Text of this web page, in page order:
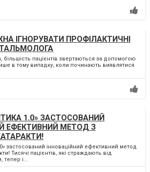
ІГНОРУВАТИ ПРОФІЛАКТИЧНІ
більшість пацієнтів звертаються за допомогою
в тому випадку, коли починають виявлятися
1.0» ЗАСТОСОВАНИЙ
ЕФЕКТИВНИЙ МЕТОД З
застосований інноваційний ефективний метод
Тисячі пацієнтів, які страждають від
і...